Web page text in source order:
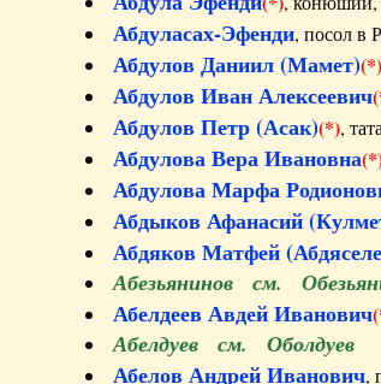
Абдуласах-Эфенди, посол
Абдулов Даниил (Мамет)(*)
Абдулов Иван Алексеевич
Абдулов Петр (Асак)(*),
Абдулова Вера Ивановна
Абдулова Марфа
Абдыков Афанасий
Абдяков Матфей
Абезьянинов см.
Абелдеев Авдей Иванович
Абелдуев см. Оболдуев
Абелов Андрей Иванович,